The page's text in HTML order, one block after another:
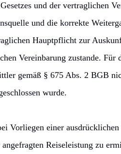
und der vertraglichen
und die korrekte
Hauptpflicht zur
Vereinbarung zustande.
gemäß § 675 Abs. 2 BGB
wurde.
Vorliegen einer
Reiseleistung zu